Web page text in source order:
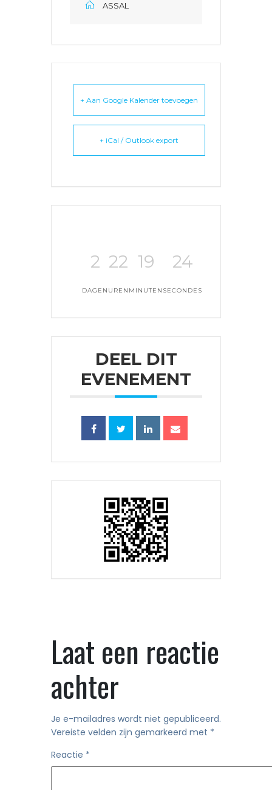
ASSAL
+ Aan Google Kalender toevoegen
+ iCal / Outlook export
2
DAGEN
22
UREN
19
MINUTEN
23
SECONDES
DEEL DIT
EVENEMENT
Laat een reactie
achter
Je e-mailadres wordt niet gepubliceerd.
Vereiste velden zijn gemarkeerd met *
Reactie *